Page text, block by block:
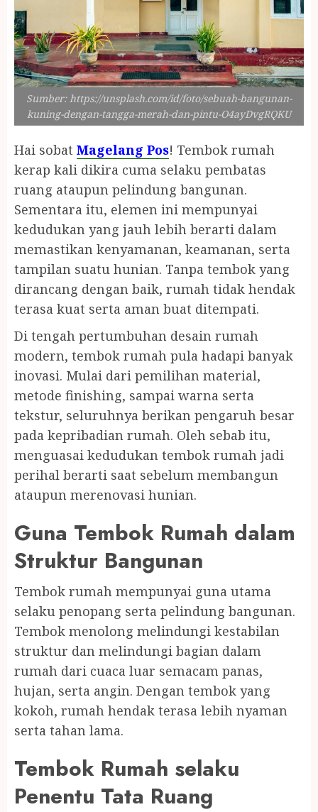
Sumber: https://unsplash.com/id/foto/sebuah-bangunan-
kuning-dengan-tangga-merah-dan-pintu-O4ayDvgRQKU
Hai sobat Magelang Pos! Tembok rumah
kerap kali dikira cuma selaku pembatas
ruang ataupun pelindung bangunan.
Sementara itu, elemen ini mempunyai
kedudukan yang jauh lebih berarti dalam
memastikan kenyamanan, keamanan, serta
tampilan suatu hunian. Tanpa tembok yang
dirancang dengan baik, rumah tidak hendak
terasa kuat serta aman buat ditempati.
Di tengah pertumbuhan desain rumah
modern, tembok rumah pula hadapi banyak
inovasi. Mulai dari pemilihan material,
metode finishing, sampai warna serta
tekstur, seluruhnya berikan pengaruh besar
pada kepribadian rumah. Oleh sebab itu,
menguasai kedudukan tembok rumah jadi
perihal berarti saat sebelum membangun
ataupun merenovasi hunian.
Guna Tembok Rumah dalam
Struktur Bangunan
Tembok rumah mempunyai guna utama
selaku penopang serta pelindung bangunan.
Tembok menolong melindungi kestabilan
struktur dan melindungi bagian dalam
rumah dari cuaca luar semacam panas,
hujan, serta angin. Dengan tembok yang
kokoh, rumah hendak terasa lebih nyaman
serta tahan lama.
Tembok Rumah selaku
Penentu Tata Ruang